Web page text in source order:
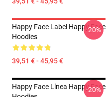
Happy Face Label Happy Face
Hoodies
39,51 € - 45,95 €
-20%
Happy Face Línea Happy Face
-20%